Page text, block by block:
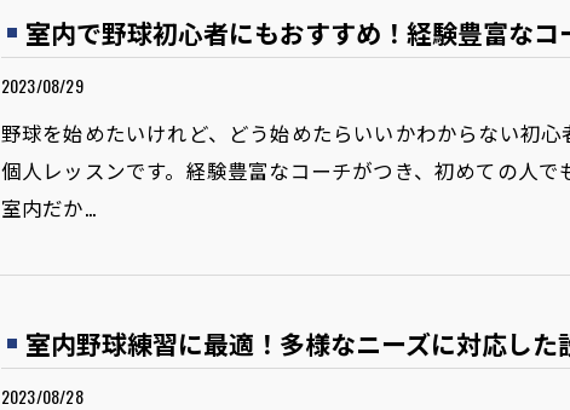
室内で野球初心者にもおすすめ！経験豊富な
2023/08/29
野球を始めたいけれど、どう始めたらいいかわからない初
個人レッスンです。経験豊富なコーチがつき、初めての人で
室内だか…
室内野球練習に最適！多様なニーズに対応し
2023/08/28